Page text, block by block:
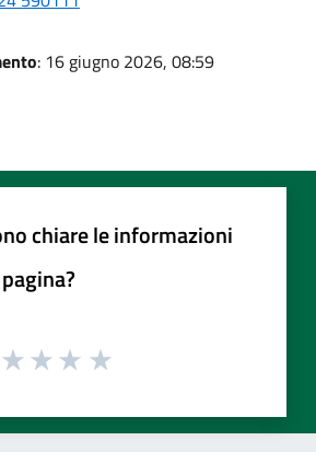
: 16 giugno 2026, 08:59
chiare le informazioni